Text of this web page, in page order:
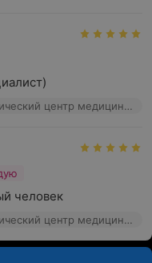
ГУ «Республиканский научно-практический центр медицинской экспертизы и реабилитаци», ул. Макаенка, 17
человек
ГУ «Республиканский научно-практический центр медицинской экспертизы и реабилитаци», ул. Макаенка, 17